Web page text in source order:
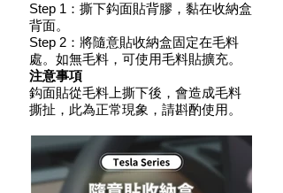
Step 1：撕下鈎面貼背膠，黏在收納盒
背面。
Step 2：將隨意貼收納盒固定在毛料
處。如無毛料，可使用毛料貼擴充。
注意事項
鈎面貼從毛料上撕下後，會造成毛料
撕扯，此為正常現象，請斟酌使用。